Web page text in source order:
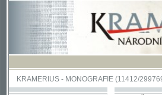
KRAMERIUS-MONOGRAFIE(11412/2997698) -
Typy dokumentů